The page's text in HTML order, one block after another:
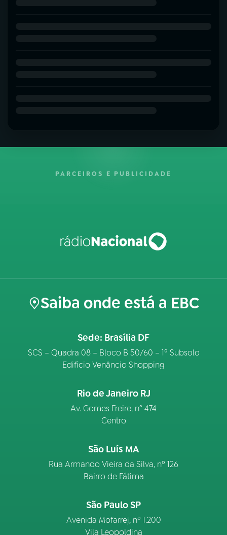
PARCEIROS E PUBLICIDADE
Saiba onde está a EBC
Sede: Brasília DF
SCS – Quadra 08 – Bloco B 50/60 – 1º Subsolo
Edifício Venâncio Shopping
Rio de Janeiro RJ
Av. Gomes Freire, n° 474
Centro
São Luís MA
Rua Armando Vieira da Silva, nº 126
Bairro de Fátima
São Paulo SP
Avenida Mofarrej, nº 1.200
Vila Leopoldina